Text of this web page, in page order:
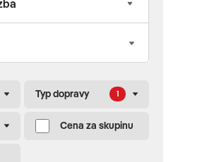
Typ dopravy 1
Cena za skupinu